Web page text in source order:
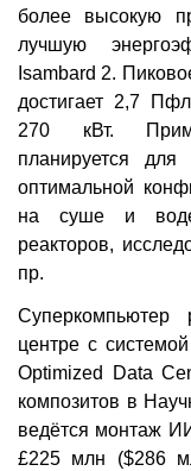
более высокую
лучшую
Isambard 2.
достигает 2,7
270 кВт.
планируется для
оптимальной
на суше и воде,
реакторов,
пр.
центре с
Optimized Data
композитов в
ведётся монтаж
£225 млн ($286